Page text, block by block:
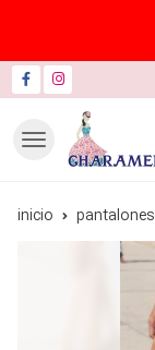
inicio pantalones